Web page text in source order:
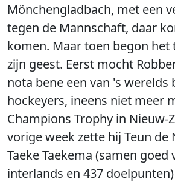
Mönchengladbach, met een
tegen de Mannschaft, daar
komen. Maar toen begon
zijn geest. Eerst mocht
nota bene een van 's werelds
hockeyers, ineens niet meer
Champions Trophy in Nieuw-
vorige week zette hij Teun de
Taeke Taekema (samen goed
interlands en 437